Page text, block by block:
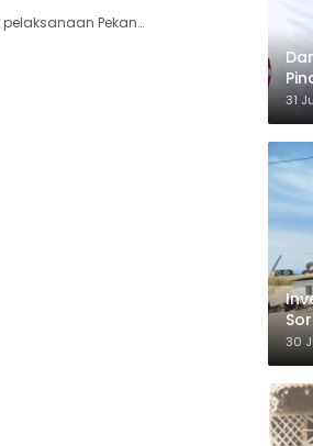
pelaksanaan Pekan…
31
30